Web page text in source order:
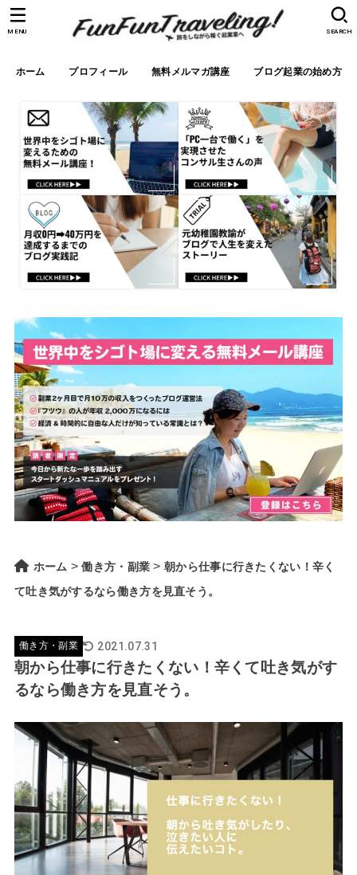
ホーム プロフィール 無料メルマガ講座 ブログ起業の始め方
SEARCH
MENU
ホーム >働き方・副業 >朝から仕事に行きたくない！辛く
て吐き気がするなら働き方を見直そう。
働き方・副業 2021.07.31
朝から仕事に行きたくない！辛くて吐き気がす
るなら働き方を見直そう。